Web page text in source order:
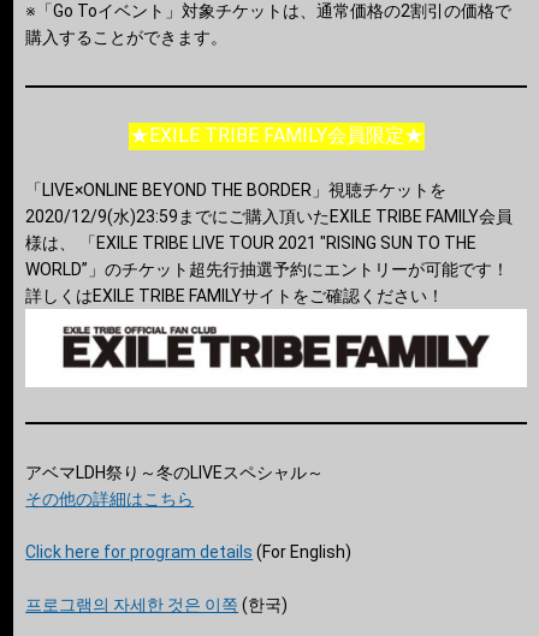
※「Go Toイベント」対象チケットは、通常価格の2割引の価格で
購入することができます。
★EXILE TRIBE FAMILY会員限定★
「LIVE×ONLINE BEYOND THE BORDER」視聴チケットを
2020/12/9(水)23:59までにご購入頂いたEXILE TRIBE FAMILY会員
様は、 「EXILE TRIBE LIVE TOUR 2021 "RISING SUN TO THE
WORLD”」のチケット超先行抽選予約にエントリーが可能です！
詳しくはEXILE TRIBE FAMILYサイトをご確認ください！
アベマLDH祭り～冬のLIVEスペシャル～
その他の詳細はこちら
Click here for program details (For English)
프로그램의 자세한 것은 이쪽 (한국)